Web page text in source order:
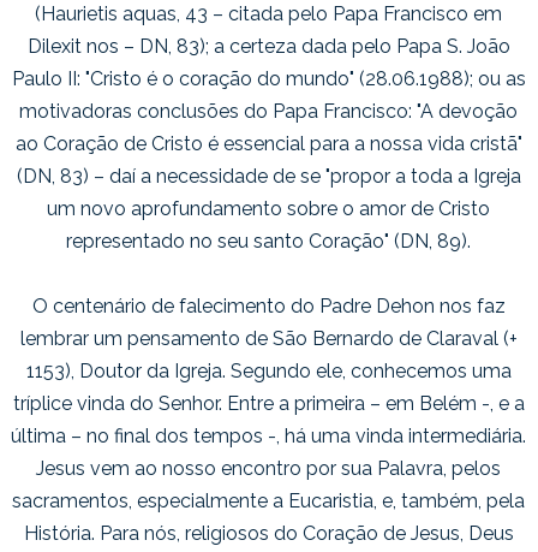
(Haurietis aquas, 43 – citada pelo Papa Francisco em
Dilexit nos – DN, 83); a certeza dada pelo Papa S. João
Paulo II: "Cristo é o coração do mundo" (28.06.1988); ou as
motivadoras conclusões do Papa Francisco: "A devoção
ao Coração de Cristo é essencial para a nossa vida cristã"
(DN, 83) – daí a necessidade de se "propor a toda a Igreja
um novo aprofundamento sobre o amor de Cristo
representado no seu santo Coração" (DN, 89).
O centenário de falecimento do Padre Dehon nos faz
lembrar um pensamento de São Bernardo de Claraval (+
1153), Doutor da Igreja. Segundo ele, conhecemos uma
tríplice vinda do Senhor. Entre a primeira – em Belém -, e a
última – no final dos tempos -, há uma vinda intermediária.
Jesus vem ao nosso encontro por sua Palavra, pelos
sacramentos, especialmente a Eucaristia, e, também, pela
História. Para nós, religiosos do Coração de Jesus, Deus